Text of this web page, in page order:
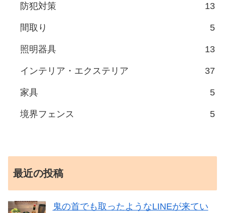
防犯対策 13
間取り 5
照明器具 13
インテリア・エクステリア 37
家具 5
境界フェンス 5
最近の投稿
鬼の首でも取ったようなLINEが来てい